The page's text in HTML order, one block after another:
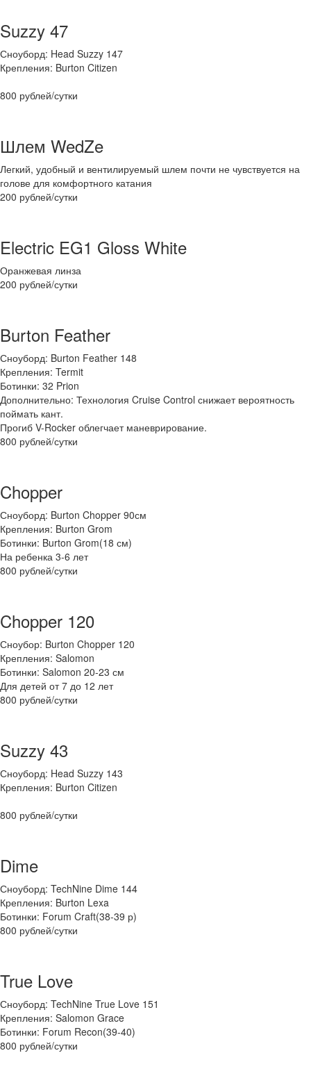
Suzzy 47
Сноуборд: Head Suzzy 147
Крепления: Burton Citizen
800 рублей/сутки
Шлем WedZe
Легкий, удобный и вентилируемый шлем почти не чувствуется на
голове для комфортного катания
200 рублей/сутки
Electric EG1 Gloss White
Оранжевая линза
200 рублей/сутки
Burton Feather
Сноуборд: Burton Feather 148
Крепления: Termit
Ботинки: 32 Prion
Дополнительно: Технология Cruise Control снижает вероятность
поймать кант.
Прогиб V-Rocker облегчает маневрирование.
800 рублей/сутки
Chopper
Сноуборд: Burton Chopper 90см
Крепления: Burton Grom
Ботинки: Burton Grom(18 см)
На ребенка 3-6 лет
800 рублей/сутки
Chopper 120
Сноубор: Burton Chopper 120
Крепления: Salomon
Ботинки: Salomon 20-23 см
Для детей от 7 до 12 лет
800 рублей/сутки
Suzzy 43
Сноуборд: Head Suzzy 143
Крепления: Burton Citizen
800 рублей/сутки
Dime
Сноуборд: TechNine Dime 144
Крепления: Burton Lexa
Ботинки: Forum Craft(38-39 р)
800 рублей/сутки
True Love
Сноуборд: TechNine True Love 151
Крепления: Salomon Grace
Ботинки: Forum Recon(39-40)
800 рублей/сутки